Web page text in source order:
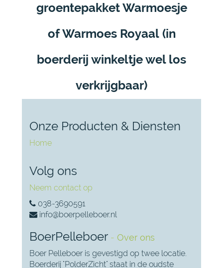
groentepakket Warmoesje
of Warmoes Royaal (in
boerderij winkeltje wel los
verkrijgbaar)
Onze Producten & Diensten
Home
Volg ons
Neem contact op
038-3690591
info@boerpelleboer.nl
BoerPelleboer - Over ons
Boer Pelleboer is gevestigd op twee locatie.
Boerderij "PolderZicht" staat in de oudste